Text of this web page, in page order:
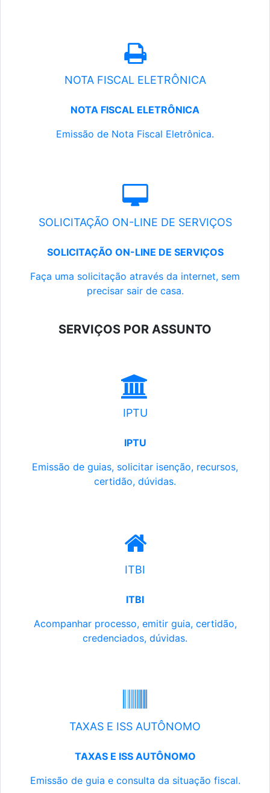
NOTA FISCAL ELETRÔNICA
NOTA FISCAL ELETRÔNICA
Emissão de Nota Fiscal Eletrônica.
SOLICITAÇÃO ON-LINE DE SERVIÇOS
SOLICITAÇÃO ON-LINE DE SERVIÇOS
Faça uma solicitação através da internet, sem
precisar sair de casa.
SERVIÇOS POR ASSUNTO
IPTU
IPTU
Emissão de guias, solicitar isenção, recursos,
certidão, dúvidas.
ITBI
ITBI
Acompanhar processo, emitir guia, certidão,
credenciados, dúvidas.
TAXAS E ISS AUTÔNOMO
TAXAS E ISS AUTÔNOMO
Emissão de guia e consulta da situação fiscal.